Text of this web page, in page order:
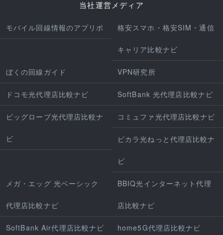
当社運営メディア
モバイル回線情報のアプリポ 格安スマホ・格安SIM・通信
キャリア比較ナビ
ぼくの回線ガイド VPN研究所
ドコモ光代理店比較ナビ SoftBank 光代理店比較ナビ
ビッグローブ光代理店比較ナ
ビ
コミュファ光代理店比較ナビ
ピカラ光ねっと代理店比較ナ
ビ
メガ・エッグ 光ベーシック
代理店比較ナビ
BBIQ光インターネット代理
店比較ナビ
SoftBank Air代理店比較ナビ home5G代理店比較ナビ